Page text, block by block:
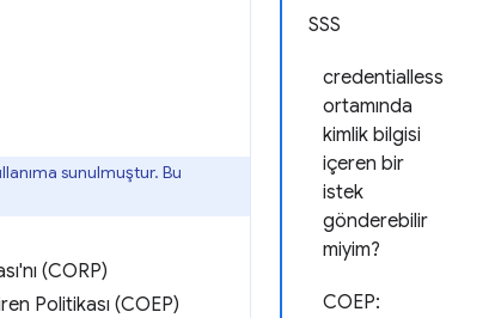
SSS
credentialless
ortamında
kimlik bilgisi
içeren bir
istek
gönderebilir
miyim?
COEP:
sunulmuştur. Bu
(CORP)
Politikası (COEP)